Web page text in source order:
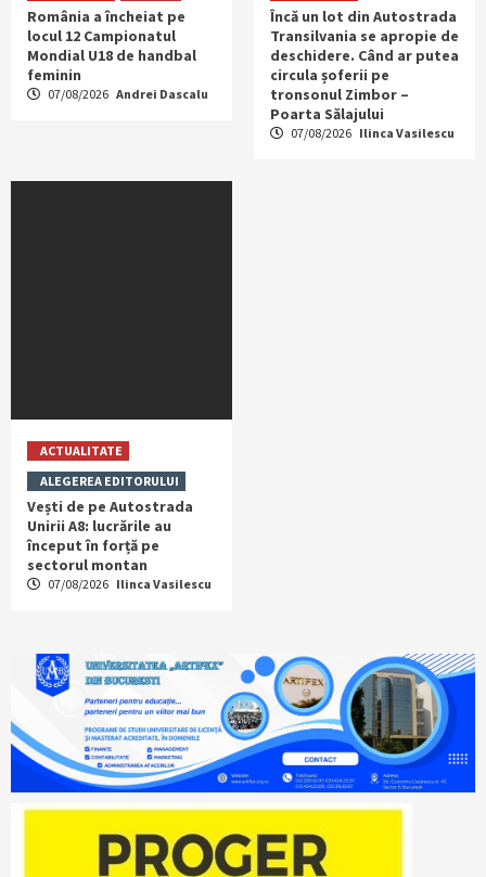
România a încheiat pe
locul 12 Campionatul
Mondial U18 de handbal
feminin
07/08/2026 Andrei Dascalu
Încă un lot din Autostrada
Transilvania se apropie de
deschidere. Când ar putea
circula șoferii pe
tronsonul Zimbor –
Poarta Sălajului
07/08/2026 Ilinca Vasilescu
ACTUALITATE
ALEGEREA EDITORULUI
Vești de pe Autostrada
Unirii A8: lucrările au
început în forță pe
sectorul montan
07/08/2026 Ilinca Vasilescu